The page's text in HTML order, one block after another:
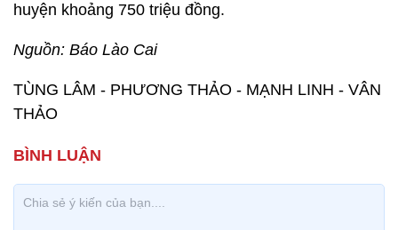
huyện khoảng 750 triệu đồng.
Nguồn: Báo Lào Cai
TÙNG LÂM - PHƯƠNG THẢO - MẠNH LINH - VÂN
THẢO